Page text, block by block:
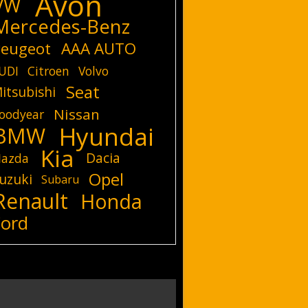
Benz
AAA AUTO
Citroen Volvo
Seat
Nissan
Hyundai
Kia
Dacia
Subaru Opel
Honda